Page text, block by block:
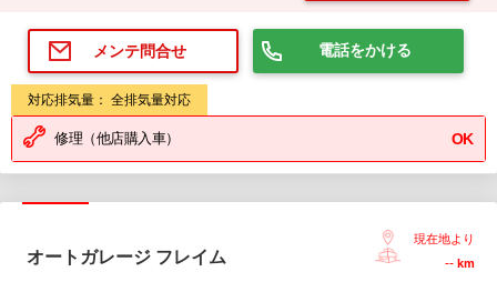
メンテ問合せ 電話をかける
対応排気量： 全排気量対応
修理（他店購入車） OK
オートガレージ フレイム
現在地より
-- km